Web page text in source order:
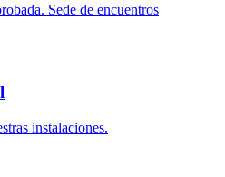
Sede de encuentros
instalaciones.